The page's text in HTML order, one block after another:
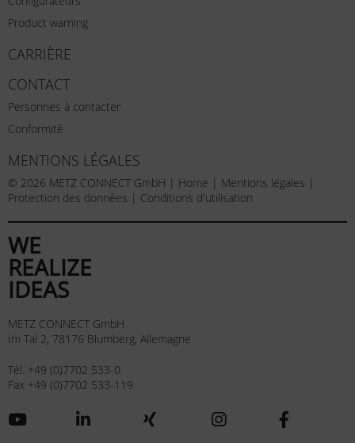
Product warning
CARRIÈRE
CONTACT
Personnes à contacter
Conformité
MENTIONS LÉGALES
© 2026 METZ CONNECT GmbH | Home | Mentions légales |
Protection des données | Conditions d'utilisation
WE
REALIZE
IDEAS
METZ CONNECT GmbH
Im Tal 2, 78176 Blumberg, Allemagne
Tél. +49 (0)7702 533-0
Fax +49 (0)7702 533-119